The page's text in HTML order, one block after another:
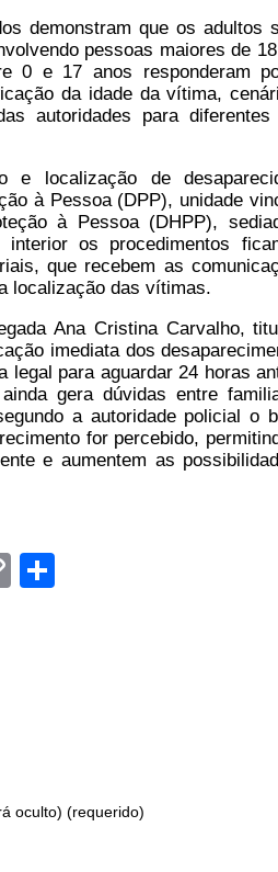
demonstram que os adultos
pessoas maiores de
0 e 17 anos responderam
da idade da vítima,
autoridades para diferentes
e localização de
à Pessoa (DPP), unidade
à Pessoa (DHPP),
interior os procedimentos
que recebem as
localização das vítimas.
Ana Cristina Carvalho,
imediata dos
legal para aguardar 24 horas
gera dúvidas entre
a autoridade policial o
for percebido,
e aumentem as
Copy
oculto) (requerido)